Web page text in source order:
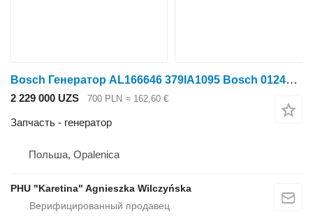
Bosch Генератор AL166646 379IA1095 Bosch 0124515126 для трактора колесного John Deere
2 229 000 UZS 700 PLN ≈ 162,60 €
Запчасть - генератор
Польша, Opalenica
PHU "Karetina" Agnieszka Wilczyńska